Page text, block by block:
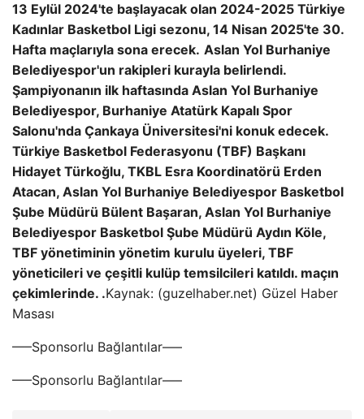
13 Eylül 2024'te başlayacak olan 2024-2025 Türkiye
Kadınlar Basketbol Ligi sezonu, 14 Nisan 2025'te 30.
Hafta maçlarıyla sona erecek. Aslan Yol Burhaniye
Belediyespor'un rakipleri kurayla belirlendi.
Şampiyonanın ilk haftasında Aslan Yol Burhaniye
Belediyespor, Burhaniye Atatürk Kapalı Spor
Salonu'nda Çankaya Üniversitesi'ni konuk edecek.
Türkiye Basketbol Federasyonu (TBF) Başkanı
Hidayet Türkoğlu, TKBL Esra Koordinatörü Erden
Atacan, Aslan Yol Burhaniye Belediyespor Basketbol
Şube Müdürü Bülent Başaran, Aslan Yol Burhaniye
Belediyespor Basketbol Şube Müdürü Aydın Köle,
TBF yönetiminin yönetim kurulu üyeleri, TBF
yöneticileri ve çeşitli kulüp temsilcileri katıldı. maçın
çekimlerinde. .Kaynak: (guzelhaber.net) Güzel Haber
Masası
—–Sponsorlu Bağlantılar—–
—–Sponsorlu Bağlantılar—–